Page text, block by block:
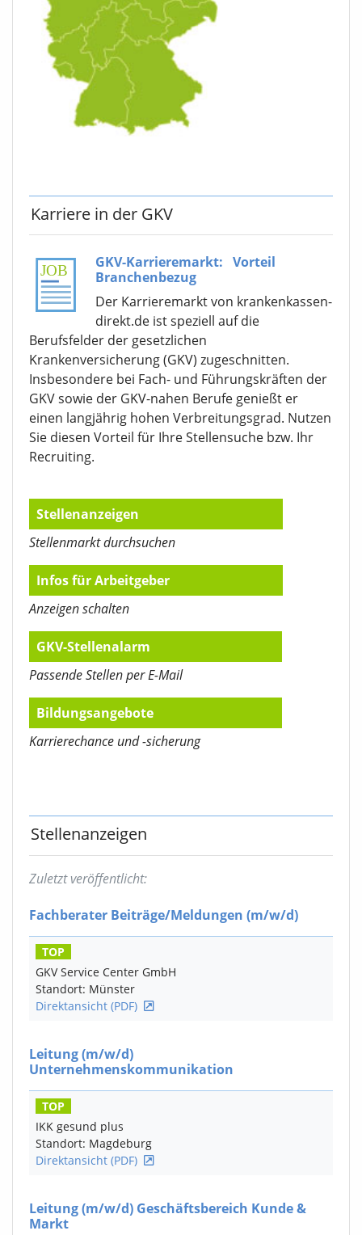
Karriere in der GKV
GKV-Karrieremarkt: Vorteil
Branchenbezug
Der Karrieremarkt von krankenkassen-
direkt.de ist speziell auf die
Berufsfelder der gesetzlichen
Krankenversicherung (GKV) zugeschnitten.
Insbesondere bei Fach- und Führungskräften der
GKV sowie der GKV-nahen Berufe genießt er
einen langjährig hohen Verbreitungsgrad. Nutzen
Sie diesen Vorteil für Ihre Stellensuche bzw. Ihr
Recruiting.
Stellenanzeigen
Stellenmarkt durchsuchen
Infos für Arbeitgeber
Anzeigen schalten
GKV-Stellenalarm
Passende Stellen per E-Mail
Bildungsangebote
Karrierechance und -sicherung
Stellenanzeigen
Zuletzt veröffentlicht:
Fachberater Beiträge/Meldungen (m/w/d)
TOP
GKV Service Center GmbH
Standort: Münster
Direktansicht (PDF)
Leitung(m/w/d)
Unternehmenskommunikation
TOP
IKK gesund plus
Standort: Magdeburg
Direktansicht (PDF)
Leitung(m/w/d) Geschäftsbereich Kunde &
Markt